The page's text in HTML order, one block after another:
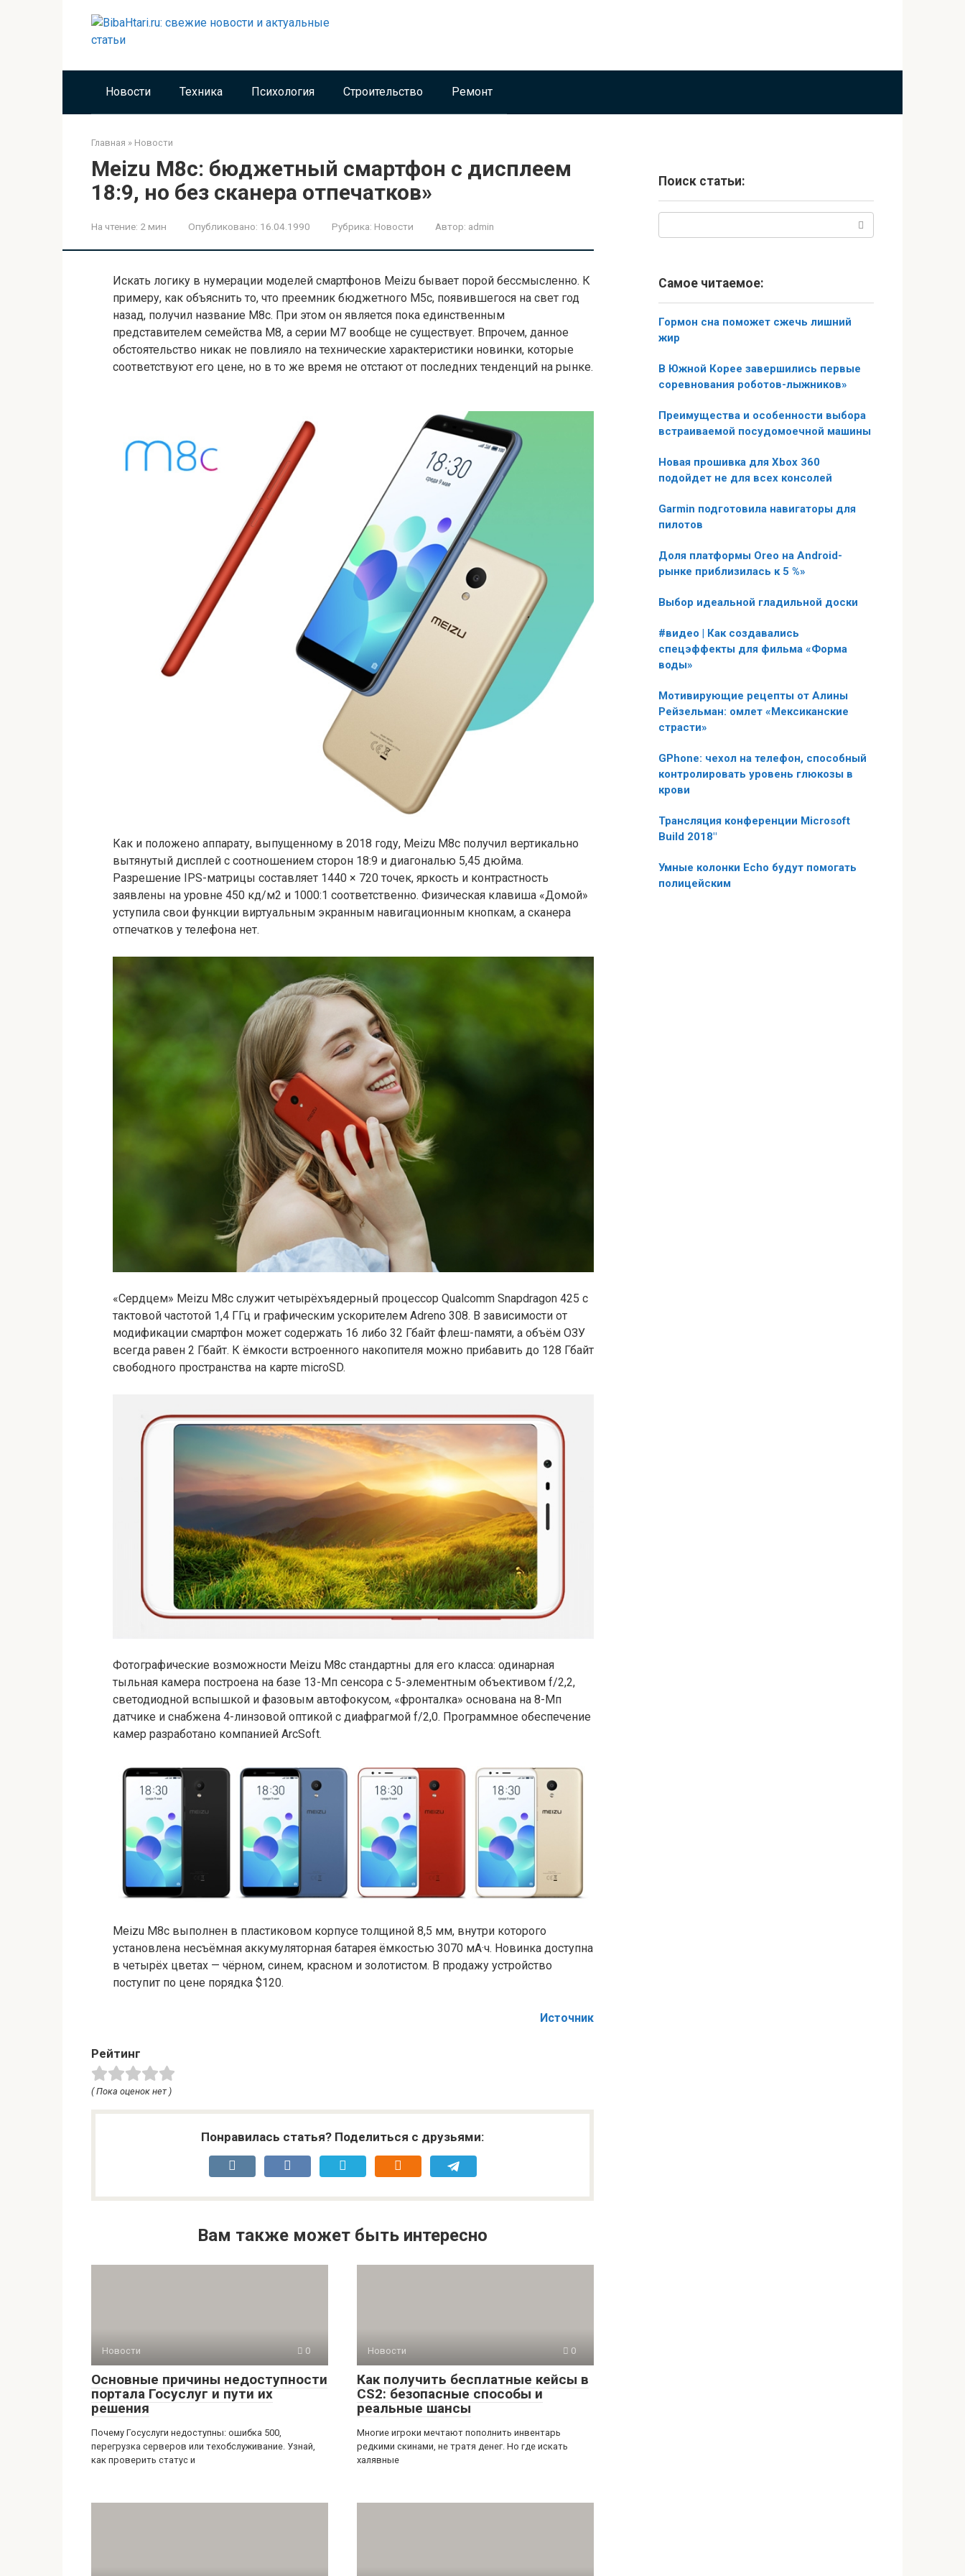
Новости Техника Психология Строительство Ремонт
Главная » Новости
Meizu M8c: бюджетный смартфон с дисплеем
18:9, но без сканера отпечатков»
На чтение: 2 мин Опубликовано: 16.04.1990 Рубрика: Новости Автор: admin
Искать логику в нумерации моделей смартфонов Meizu бывает порой бессмысленно. К
примеру, как объяснить то, что преемник бюджетного M5c, появившегося на свет год
назад, получил название M8c. При этом он является пока единственным
представителем семейства M8, а серии M7 вообще не существует. Впрочем, данное
обстоятельство никак не повлияло на технические характеристики новинки, которые
соответствуют его цене, но в то же время не отстают от последних тенденций на рынке.
Как и положено аппарату, выпущенному в 2018 году, Meizu M8c получил вертикально
вытянутый дисплей с соотношением сторон 18:9 и диагональю 5,45 дюйма.
Разрешение IPS-матрицы составляет 1440 × 720 точек, яркость и контрастность
заявлены на уровне 450 кд/м2 и 1000:1 соответственно. Физическая клавиша «Домой»
уступила свои функции виртуальным экранным навигационным кнопкам, а сканера
отпечатков у телефона нет.
«Сердцем» Meizu M8c служит четырёхъядерный процессор Qualcomm Snapdragon 425 с
тактовой частотой 1,4 ГГц и графическим ускорителем Adreno 308. В зависимости от
модификации смартфон может содержать 16 либо 32 Гбайт флеш-памяти, а объём ОЗУ
всегда равен 2 Гбайт. К ёмкости встроенного накопителя можно прибавить до 128 Гбайт
свободного пространства на карте microSD.
Фотографические возможности Meizu M8c стандартны для его класса: одинарная
тыльная камера построена на базе 13-Мп сенсора с 5-элементным объективом f/2,2,
светодиодной вспышкой и фазовым автофокусом, «фронталка» основана на 8-Мп
датчике и снабжена 4-линзовой оптикой с диафрагмой f/2,0. Программное обеспечение
камер разработано компанией ArcSoft.
Meizu M8c выполнен в пластиковом корпусе толщиной 8,5 мм, внутри которого
установлена несъёмная аккумуляторная батарея ёмкостью 3070 мА·ч. Новинка доступна
в четырёх цветах — чёрном, синем, красном и золотистом. В продажу устройство
поступит по цене порядка $120.
Источник
Рейтинг
( Пока оценок нет )
Понравилась статья? Поделиться с друзьями:
Вам также может быть интересно
Новости 0
Основные причины недоступности
портала Госуслуг и пути их
решения
Почему Госуслуги недоступны: ошибка 500,
перегрузка серверов или техобслуживание. Узнай,
как проверить статус и
Новости 0
Как получить бесплатные кейсы в
CS2: безопасные способы и
реальные шансы
Многие игроки мечтают пополнить инвентарь
редкими скинами, не тратя денег. Но где искать
халявные
Поиск статьи:
Самое читаемое:
Гормон сна поможет сжечь лишний
жир
В Южной Корее завершились первые
соревнования роботов-лыжников»
Преимущества и особенности выбора
встраиваемой посудомоечной машины
Новая прошивка для Xbox 360
подойдет не для всех консолей
Garmin подготовила навигаторы для
пилотов
Доля платформы Oreo на Android-
рынке приблизилась к 5 %»
Выбор идеальной гладильной доски
#видео | Как создавались
спецэффекты для фильма «Форма
воды»
Мотивирующие рецепты от Алины
Рейзельман: омлет «Мексиканские
страсти»
GPhone: чехол на телефон, способный
контролировать уровень глюкозы в
крови
Трансляция конференции Microsoft
Build 2018″
Умные колонки Echo будут помогать
полицейским